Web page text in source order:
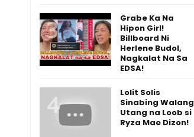
Grabe Ka Na
Hipon Girl!
Billboard Ni
Herlene Budol,
Nagkalat Na Sa
EDSA!
Lolit Solis
Sinabing Walang
Utang na Loob si
Ryza Mae Dizon!